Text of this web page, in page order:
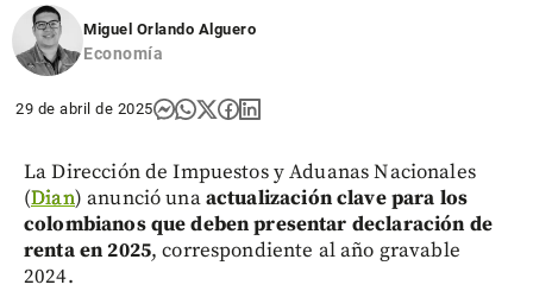
Miguel Orlando Alguero
Economía
29 de abril de 2025
La Dirección de Impuestos y Aduanas Nacionales
(Dian) anunció unaactualización clave para los
colombianos que deben presentar declaración de
renta en 2025, correspondiente al año gravable
2024.